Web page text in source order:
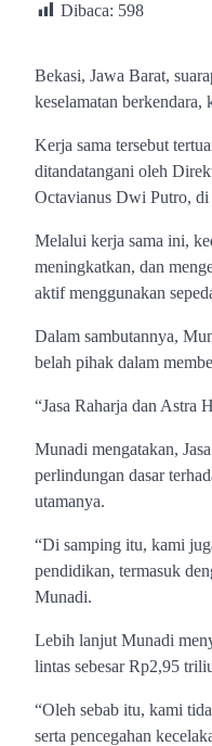
Dibaca: 598
Bekasi, Jawa Barat,
keselamatan berkendara,
Kerja sama tersebut
ditandatangani oleh
Octavianus Dwi Putro,
Melalui kerja sama ini,
meningkatkan, dan
aktif menggunakan
Dalam sambutannya,
belah pihak dalam
“Jasa Raharja dan Astra
Munadi mengatakan,
perlindungan dasar
utamanya.
“Di samping itu, kami
pendidikan, termasuk
Munadi.
Lebih lanjut Munadi
lintas sebesar Rp2,95
“Oleh sebab itu, kami
serta pencegahan